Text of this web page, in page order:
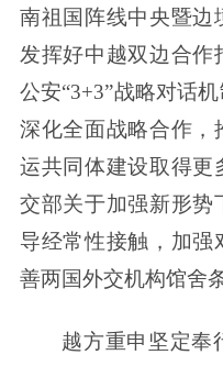
南祖国阵线中央暨边
发挥好中越双边合作
公安“3+3”战略对话
深化全面战略合作，
运共同体建设取得更
交部关于加强新形势
导经常性接触，加强
善两国外交机构馆舍
越方重申坚定奉